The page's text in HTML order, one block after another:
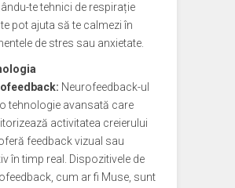
te tehnici de respirație
pot ajuta să te calmezi în
de stres sau anxietate.
Neurofeedback-ul
tehnologie avansată care
activitatea creierului
feedback vizual sau
în timp real. Dispozitivele de
cum ar fi Muse, sunt